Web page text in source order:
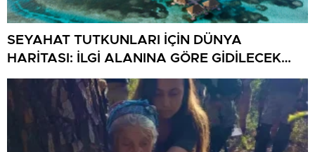
SEYAHAT TUTKUNLARI İÇİN DÜNYA
HARİTASI: İLGİ ALANINA GÖRE GİDİLECEK
ÜLKELER VE ŞEHİRLER